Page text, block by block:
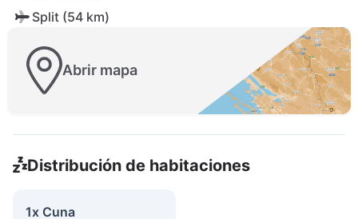
Split (54 km)
Abrir mapa
Distribución de habitaciones
1x Cuna